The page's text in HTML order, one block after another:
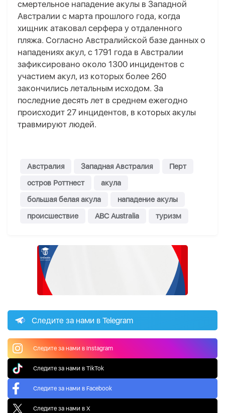
смертельное нападение акулы в Западной
Австралии с марта прошлого года, когда
хищник атаковал серфера у отдаленного
пляжа. Согласно Австралийской базе данных о
нападениях акул, с 1791 года в Австралии
зафиксировано около 1300 инцидентов с
участием акул, из которых более 260
закончились летальным исходом. За
последние десять лет в среднем ежегодно
происходит 27 инцидентов, в которых акулы
травмируют людей.
Австралия Западная Австралия
Перт
остров Роттнест
акула
большая белая акула
нападение акулы
происшествие
ABC Australia туризм
Следите за нами в Telegram
Следите за нами в Instagram
Следите за нами в TikTok
Следите за нами в Facebook
Следите за нами в X